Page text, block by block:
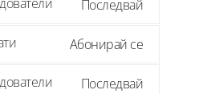
Последвай
Абонирай се
Последвай